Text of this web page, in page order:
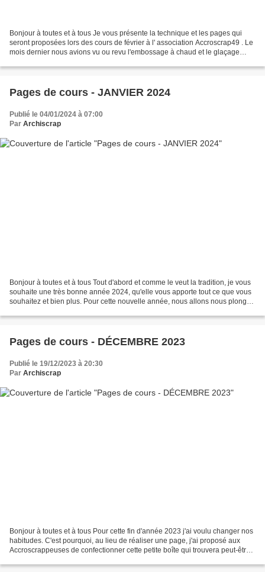
Bonjour à toutes et à tous Je vous présente la technique et les pages qui
seront proposées lors des cours de février à l' association Accroscrap49 . Le
mois dernier nous avions vu ou revu l'embossage à chaud et le glaçage
Pages de cours - JANVIER 2024
Publié le 04/01/2024 à 07:00
Par Archiscrap
Bonjour à toutes et à tous Tout d'abord et comme le veut la tradition, je vous
souhaite une très bonne année 2024, qu'elle vous apporte tout ce que vous
souhaitez et bien plus. Pour cette nouvelle année, nous allons nous plonger
Pages de cours - DÉCEMBRE 2023
Publié le 19/12/2023 à 20:30
Par Archiscrap
Bonjour à toutes et à tous Pour cette fin d'année 2023 j'ai voulu changer nos
habitudes. C'est pourquoi, au lieu de réaliser une page, j'ai proposé aux
Accroscrappeuses de confectionner cette petite boîte qui trouvera peut-être